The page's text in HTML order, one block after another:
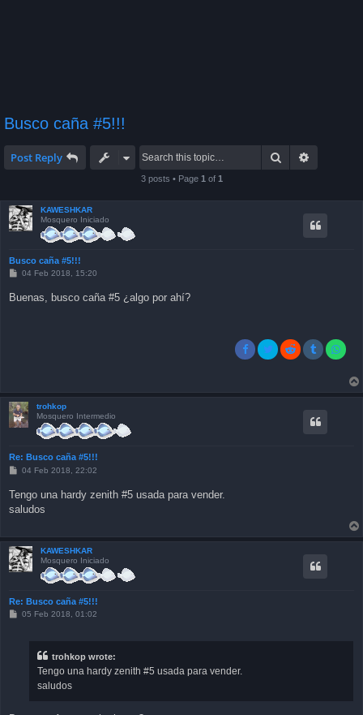
Busco caña #5!!!
Post Reply Search
3 posts • Page 1 of 1
KAWESHKAR
Mosquero Iniciado
Busco caña #5!!!
P
t
04 Feb 2018, 15:20
Buenas, busco caña #5 ¿algo por ahí?
trohkop
Mosquero Intermedio
Re: Busco caña #5!!!
P
t
04 Feb 2018, 22:02
Tengo una hardy zenith #5 usada para vender.
saludos
KAWESHKAR
Mosquero Iniciado
Re: Busco caña #5!!!
P05 Feb 2018, 01:02
trohkop wrote:
Tengo una hardy zenith #5 usada para vender.
saludos